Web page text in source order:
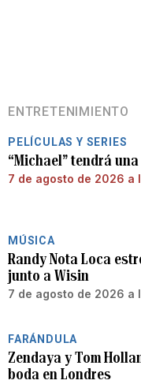
ENTRETENIMIENTO
PELÍCULAS Y SERIES
“Michael” tendrá
7 de agosto de 2026 a
MÚSICA
Randy Nota Loca
junto a Wisin
7 de agosto de 2026 a
FARÁNDULA
Zendaya y Tom
boda en Londres